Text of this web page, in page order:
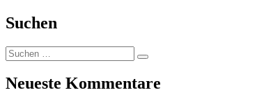
Suchen
Suchen
nach:
Suchen
Neueste Kommentare